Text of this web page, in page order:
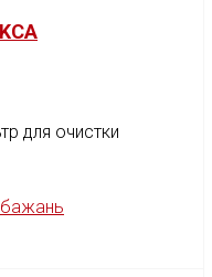
для очистки